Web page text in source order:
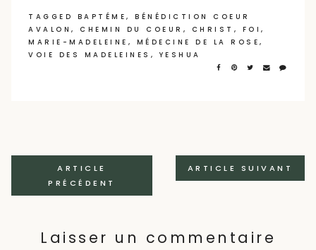
TAGGED BAPTÉME , BÉNÉDICTION COEUR
AVALON , CHEMIN DU COEUR , CHRIST , FOI ,
MARIE-MADELEINE , MÉDECINE DE LA ROSE ,
VOIE DES MADELEINES ,YESHUA
Navigation
des
ARTICLE
PRÉCÉDENT
ARTICLE SUIVANT
Laisser un commentaire